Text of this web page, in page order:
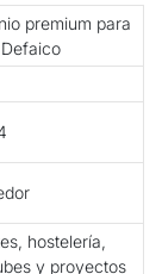
premium para
hostelería,
y proyectos